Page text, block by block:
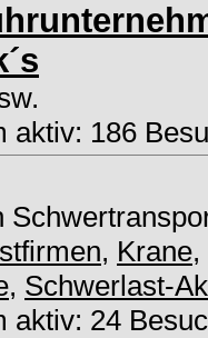
aktiv: 186
, Krane,
, Schwerlast-
aktiv: 24